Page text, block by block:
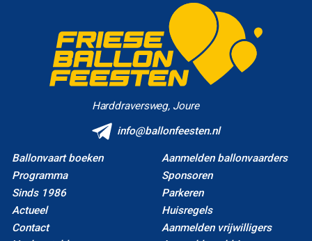
Harddraversweg, Joure
info@ballonfeesten.nl
Ballonvaart boeken
Programma
Sinds 1986
Actueel
Contact
Aanmelden ballonvaarders
Sponsoren
Parkeren
Huisregels
Aanmelden vrijwilligers